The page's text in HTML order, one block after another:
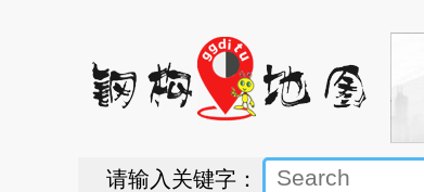
请输入关键字：